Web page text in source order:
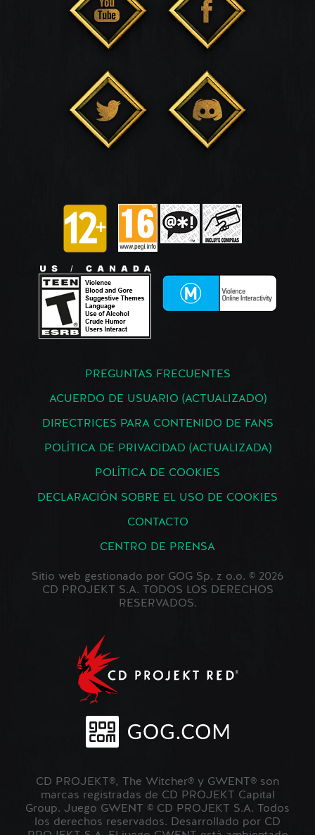
PREGUNTAS FRECUENTES
ACUERDO DE USUARIO (ACTUALIZADO)
DIRECTRICES PARA CONTENIDO DE FANS
POLÍTICA DE PRIVACIDAD (ACTUALIZADA)
POLÍTICA DE COOKIES
DECLARACIÓN SOBRE EL USO DE COOKIES
CONTACTO
CENTRO DE PRENSA
Sitio web gestionado por GOG Sp. z o.o. © 2026
CD PROJEKT S.A. TODOS LOS DERECHOS
RESERVADOS.
CD PROJEKT®, The Witcher® y GWENT® son
marcas registradas de CD PROJEKT Capital
Group. Juego GWENT © CD PROJEKT S.A. Todos
los derechos reservados. Desarrollado por CD